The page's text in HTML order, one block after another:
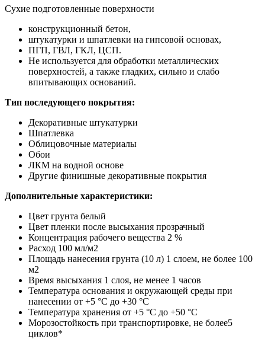
Сухие подготовленные поверхности
конструкционный бетон,
штукатурки и шпатлевки на гипсовой основах,
ПГП, ГВЛ, ГКЛ, ЦСП.
Не используется для обработки металлических
поверхностей, а также гладких, сильно и слабо
впитывающих оснований.
Тип последующего покрытия:
Декоративные штукатурки
Шпатлевка
Облицовочные материалы
Обои
ЛКМ на водной основе
Другие финишные декоративные покрытия
Дополнительные характеристики:
Цвет грунта белый
Цвет пленки после высыхания прозрачный
Концентрация рабочего вещества 2 %
Расход 100 мл/м2
Площадь нанесения грунта (10 л) 1 слоем, не более 100
м2
Время высыхания 1 слоя, не менее 1 часов
Температура основания и окружающей среды при
нанесении от +5 °С до +30 °С
Температура хранения от +5 °С до +50 °С
Морозостойкость при транспортировке, не более5
циклов*